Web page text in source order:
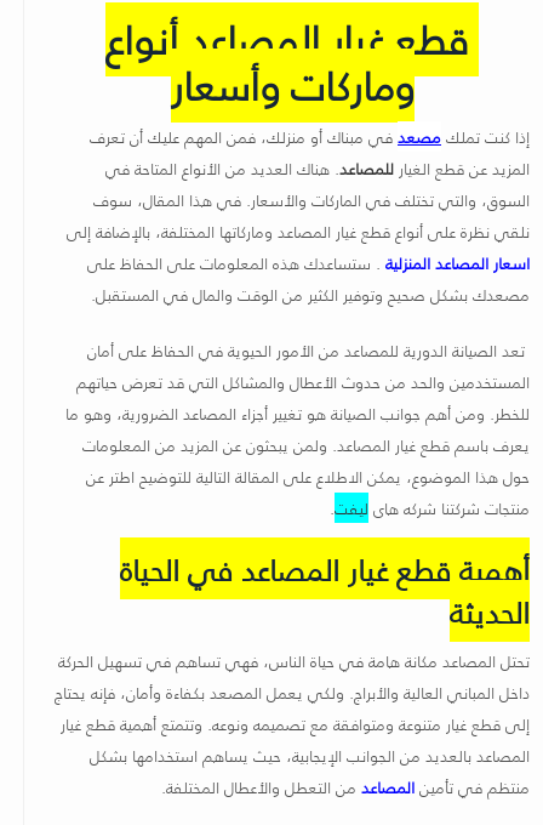
قطع غيار المصاعد أنواع
وماركات وأسعار
إذا كنت تملكمصعدفي مبناك أو منزلك، فمن المهم عليك أن تعرف
المزيد عن قطع الغيار للمصاعد. هناك العديد من الأنواع المتاحة في
السوق، والتي تختلف في الماركات والأسعار. في هذا المقال، سوف
نلقي نظرة على أنواع قطع غيار المصاعد وماركاتها المختلفة، بالإضافة إلى
اسعار المصاعد المنزلية . ستساعدك هذه المعلومات على الحفاظ على
مصعدك بشكل صحيح وتوفير الكثير من الوقت والمال في المستقبل.
تعد الصيانة الدورية للمصاعد من الأمور الحيوية في الحفاظ على أمان
المستخدمين والحد من حدوث الأعطال والمشاكل التي قد تعرض حياتهم
للخطر. ومن أهم جوانب الصيانة هو تغيير أجزاء المصاعد الضرورية، وهو ما
يعرف باسم قطع غيار المصاعد. ولمن يبحثون عن المزيد من المعلومات
حول هذا الموضوع، يمكن الاطلاع على المقالة التالية للتوضيح اطتر عن
منتجات شركتنا شركه هاى ليفت.
أهمية قطع غيار المصاعد في الحياة
الحديثة
تحتل المصاعد مكانة هامة في حياة الناس، فهي تساهم في تسهيل الحركة
داخل المباني العالية والأبراج. ولكي يعمل المصعد بكفاءة وأمان، فإنه يحتاج
إلى قطع غيار متنوعة ومتوافقة مع تصميمه ونوعه. وتتمتع أهمية قطع غيار
المصاعد بالعديد من الجوانب الإيجابية، حيث يساهم استخدامها بشكل
منتظم في تأمينالمصاعد من التعطل والأعطال المختلفة.